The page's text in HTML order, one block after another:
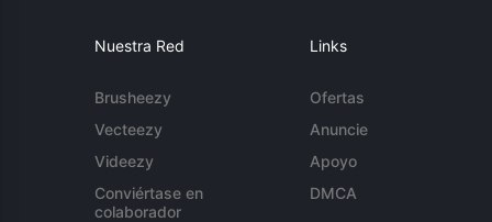
Nuestra Red
Brusheezy
Vecteezy
Videezy
Conviértase en
colaborador
Links
Ofertas
Anuncie
Apoyo
DMCA